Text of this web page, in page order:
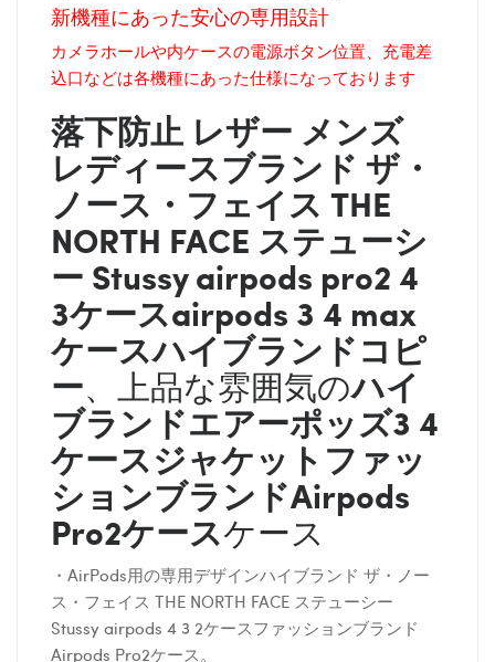
新機種にあった安心の専用設計
カメラホールや内ケースの電源ボタン位置、充電差
込口などは各機種にあった仕様になっております
落下防止 レザー メンズ
レディースブランド ザ・
ノース・フェイス THE
NORTH FACE ステューシ
ー Stussyairpods pro2 4
3ケースairpods 3 4 max
ケースハイブランドコピ
ー、上品な雰囲気のハイ
ブランドエアーポッズ3 4
ケースジャケットファッ
ションブランドAirpods
Pro2ケースケース
・AirPods用の専用デザインハイブランド ザ・ノー
ス・フェイス THE NORTH FACE ステューシー
Stussy airpods 4 3 2ケースファッションブランド
Airpods Pro2ケース。